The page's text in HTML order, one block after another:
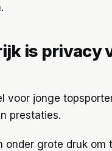
is privacy
voor jonge
prestaties.
onder grote druk